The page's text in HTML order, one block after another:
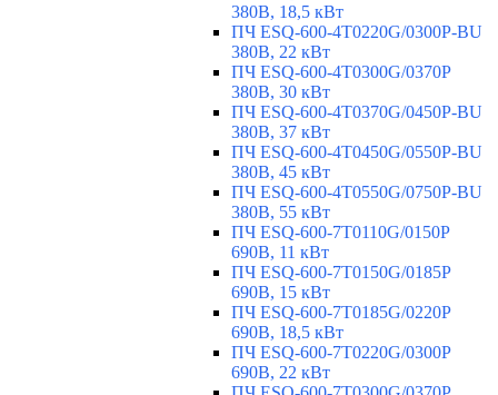
380В, 18,5 кВт
ПЧ ESQ-600-4T0220G/0300P-BU
380В, 22 кВт
ПЧ ESQ-600-4T0300G/0370P
380В, 30 кВт
ПЧ ESQ-600-4T0370G/0450P-BU
380В, 37 кВт
ПЧ ESQ-600-4T0450G/0550P-BU
380В, 45 кВт
ПЧ ESQ-600-4T0550G/0750P-BU
380В, 55 кВт
ПЧ ESQ-600-7T0110G/0150P
690В, 11 кВт
ПЧ ESQ-600-7T0150G/0185P
690В, 15 кВт
ПЧ ESQ-600-7T0185G/0220P
690В, 18,5 кВт
ПЧ ESQ-600-7T0220G/0300P
690В, 22 кВт